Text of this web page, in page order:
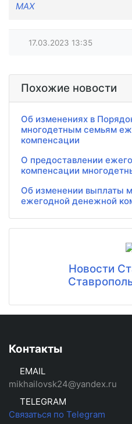
MAX
17.03.2023 13:35
Похожие новости
Об изменениях в
многодетным семьям
компенсации
​О предоставлении
компенсации
Об изменении выплаты
ежегодной денежной
Новости
Контакты
EMAIL
mikhailovsk24@yandex.ru
TELEGRAM
Связаться по Telegram